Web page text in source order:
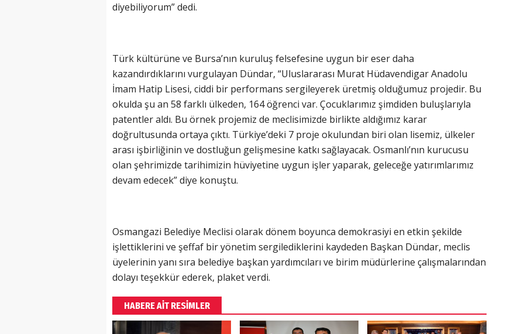
diyebiliyorum” dedi.
Türk kültürüne ve Bursa’nın kuruluş felsefesine uygun bir eser daha
kazandırdıklarını vurgulayan Dündar, “Uluslararası Murat Hüdavendigar Anadolu
İmam Hatip Lisesi, ciddi bir performans sergileyerek üretmiş olduğumuz projedir. Bu
okulda şu an 58 farklı ülkeden, 164 öğrenci var. Çocuklarımız şimdiden buluşlarıyla
patentler aldı. Bu örnek projemiz de meclisimizde birlikte aldığımız karar
doğrultusunda ortaya çıktı. Türkiye’deki 7 proje okulundan biri olan lisemiz, ülkeler
arası işbirliğinin ve dostluğun gelişmesine katkı sağlayacak. Osmanlı’nın kurucusu
olan şehrimizde tarihimizin hüviyetine uygun işler yaparak, geleceğe yatırımlarımız
devam edecek” diye konuştu.
Osmangazi Belediye Meclisi olarak dönem boyunca demokrasiyi en etkin şekilde
işlettiklerini ve şeffaf bir yönetim sergilediklerini kaydeden Başkan Dündar, meclis
üyelerinin yanı sıra belediye başkan yardımcıları ve birim müdürlerine çalışmalarından
dolayı teşekkür ederek, plaket verdi.
HABERE AİT RESİMLER